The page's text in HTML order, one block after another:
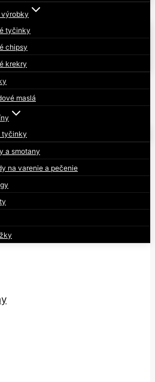
výrobky
tyčinky
chipsy
krekry
maslá
tyčinky
a smotany
na varenie a pečenie